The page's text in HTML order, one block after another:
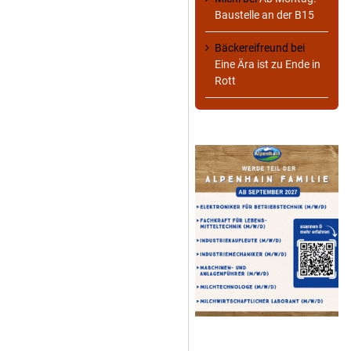
Baustelle an der B15
Bäckereifreund bei
Eine Ära ist zu Ende in
Rott